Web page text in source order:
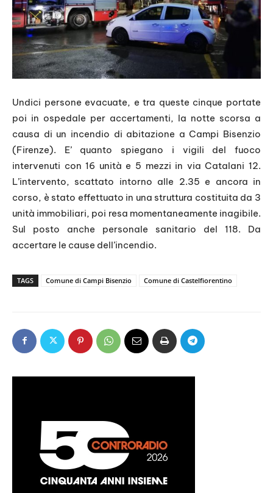
Undici persone evacuate, e tra queste cinque portate
poi in ospedale per accertamenti, la notte scorsa a
causa di un incendio di abitazione a Campi Bisenzio
(Firenze). E’ quanto spiegano i vigili del fuoco
intervenuti con 16 unità e 5 mezzi in via Catalani 12.
L’intervento, scattato intorno alle 2.35 e ancora in
corso, è stato effettuato in una struttura costituita da 3
unità immobiliari, poi resa momentaneamente inagibile.
Sul posto anche personale sanitario del 118. Da
accertare le cause dell’incendio.
TAGS Comune di Campi Bisenzio Comune di Castelfiorentino